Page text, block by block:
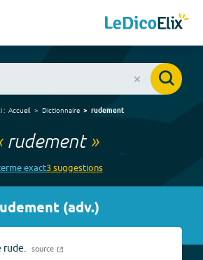
: Accueil Dictionnaire rudement
rudement»
exact3suggestions
(adv.)
source